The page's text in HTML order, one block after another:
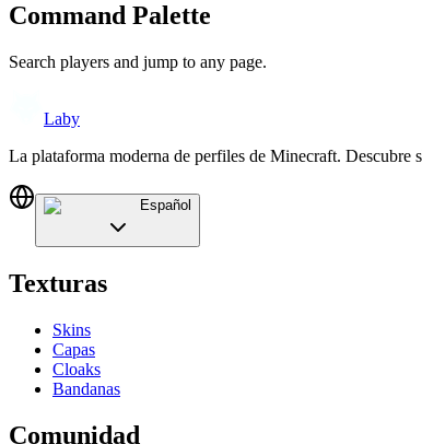
Command Palette
Search players and jump to any page.
Laby
La plataforma moderna de perfiles de Minecraft. Descubre
Español
Texturas
Skins
Capas
Cloaks
Bandanas
Comunidad